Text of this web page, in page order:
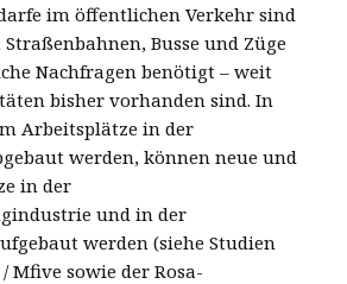
im öffentlichen Verkehr sind
Busse und Züge
Nachfragen benötigt – weit
bisher vorhanden sind. In
Arbeitsplätze in der
werden, können neue und
in der
und in der
werden (siehe Studien
/ Mfive sowie der Rosa-